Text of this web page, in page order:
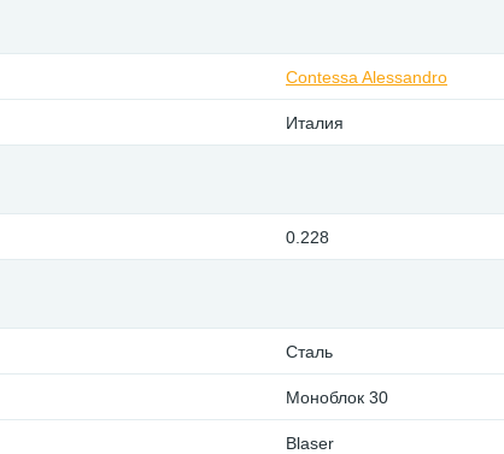
Contessa Alessandro
Италия
0.228
Сталь
Моноблок 30
Blaser